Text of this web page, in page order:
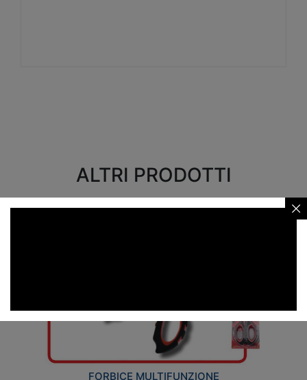
ALTRI PRODOTTI
FORBICE MULTIFUNZIONE